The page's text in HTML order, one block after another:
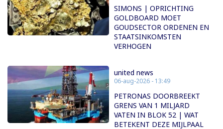
SIMONS | OPRICHTING
GOLDBOARD MOET
GOUDSECTOR ORDENEN EN
STAATSINKOMSTEN
VERHOGEN
united news
06-aug-2026 - 13:49
PETRONAS DOORBREEKT
GRENS VAN 1 MILJARD
VATEN IN BLOK 52 | WAT
BETEKENT DEZE MIJLPAAL